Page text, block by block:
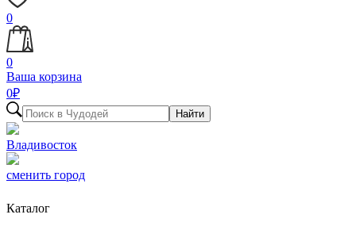
0
0
Ваша корзина
0₽
Найти
Владивосток
сменить город
Каталог